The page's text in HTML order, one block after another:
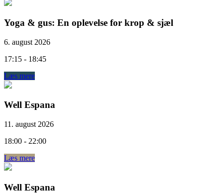
Yoga & gus: En oplevelse for krop & sjæl
6. august 2026
17:15 - 18:45
Læs mere
Well Espana
11. august 2026
18:00 - 22:00
Læs mere
Well Espana